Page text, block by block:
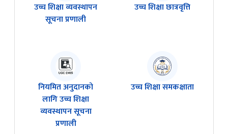
उच्च शिक्षा व्यवस्थापन
सूचना प्रणाली
उच्च शिक्षा छात्रवृत्ति
नियमित अनुदानको
लागि उच्च शिक्षा
व्यवस्थापन सूचना
प्रणाली
उच्च शिक्षा समकक्षाता